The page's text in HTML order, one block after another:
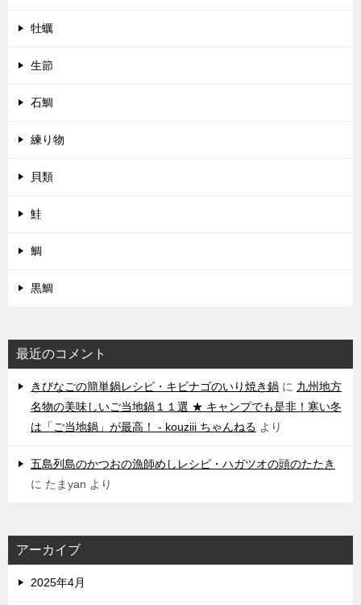
牡蠣
生節
石鯛
練り物
貝類
鮭
鯛
黒鯛
最近のコメント
きびなごの簡単鍋レシピ・キビナゴのいり焼き鍋 に 九州地方
名物の美味しいご当地鍋１１選 ★ キャンプでも是非！寒い冬
は「ご当地鍋」が最高！ - kouziii ちゃんねる より
五島列島のかつおの漁師めしレシピ・ハガツオの頭のたたき
に たまyan より
アーカイブ
2025年4月